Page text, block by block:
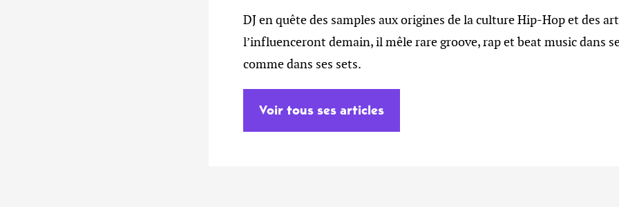
DJ en quête des samples aux origines de la culture Hip-Hop et des
l’influenceront demain, il mêle rare groove, rap et beat music dans
comme dans ses sets.
Voir tous ses articles